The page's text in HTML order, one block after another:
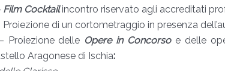
Film Cocktail incontro riservato agli accreditati
Proiezione di un cortometraggio in presenza
– Proiezione delle Opere in Concorsoe delle
Aragonese di Ischia: